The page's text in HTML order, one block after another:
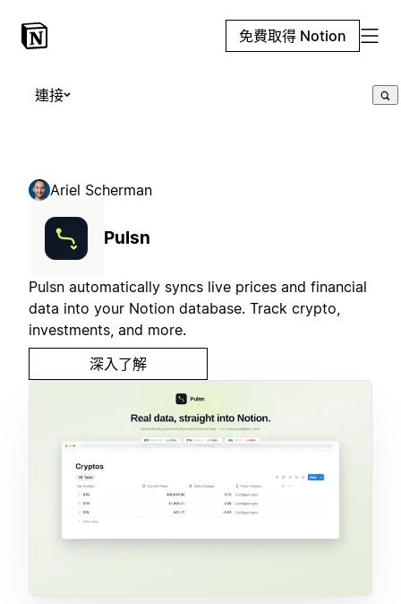
免費取得 Notion
連接
Ariel Scherman
Pulsn
Pulsn automatically syncs live prices and financial
data into your Notion database. Track crypto,
investments, and more.
深入了解